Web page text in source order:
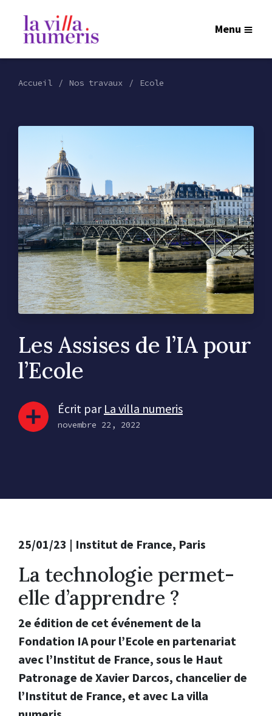
Menu
Accueil Nos travaux Ecole
Les Assises de l’IA pour
l’Ecole
Écrit par La villa numeris
novembre 22, 2022
25/01/23 | Institut de France, Paris
La technologie permet-
elle d’apprendre ?
2e édition de cet événement de la
Fondation IA pour l’Ecole en partenariat
avec l’Institut de France, sous le Haut
Patronage de Xavier Darcos, chancelier de
l’Institut de France, et avec La villa